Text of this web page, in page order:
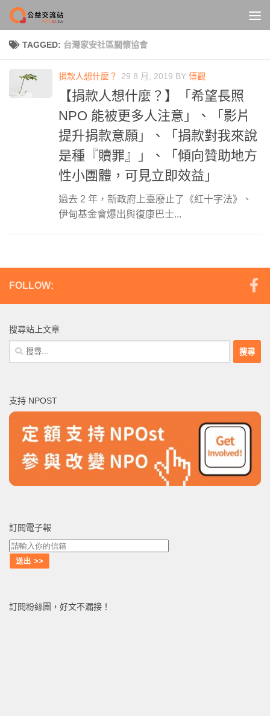
Skip to content
TAGGED: 台灣家安社區關懷協會
捐款人想什麼？ 29 8 月, 2019 BY 傅觀
【捐款人想什麼？】「希望長照
NPO 能被更多人注意」、「影片
提升捐款意願」、「捐款對我來說
是種『贖罪』」、「傾向贊助地方
性小團體，可見立即效益」
過去 2 年，新政府上臺廢止了《紅十字法》、
伊甸基金會爆出與復康巴士...
FOLLOW:
搜尋站上文章
搜
尋
字:
支持 NPOST
訂閱電子報
訂閱粉絲團，好文不漏接！